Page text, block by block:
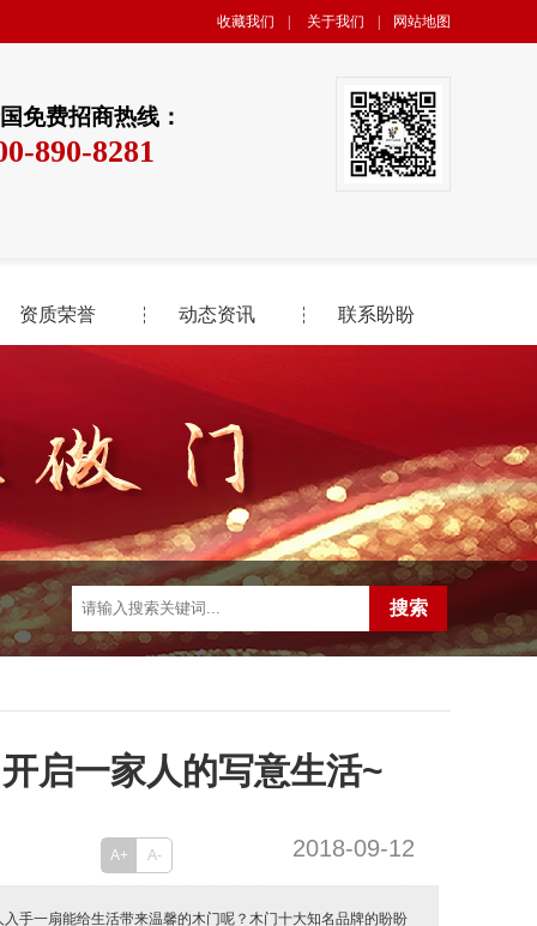
收藏我们 关于我们 网站地图
免费招商热线：
890-8281
资质荣誉 动态资讯 联系盼盼
启一家人的写意生活~
2018-09-12
A+ A-
手一扇能给生活带来温馨的木门呢？木门十大知名品牌的盼盼